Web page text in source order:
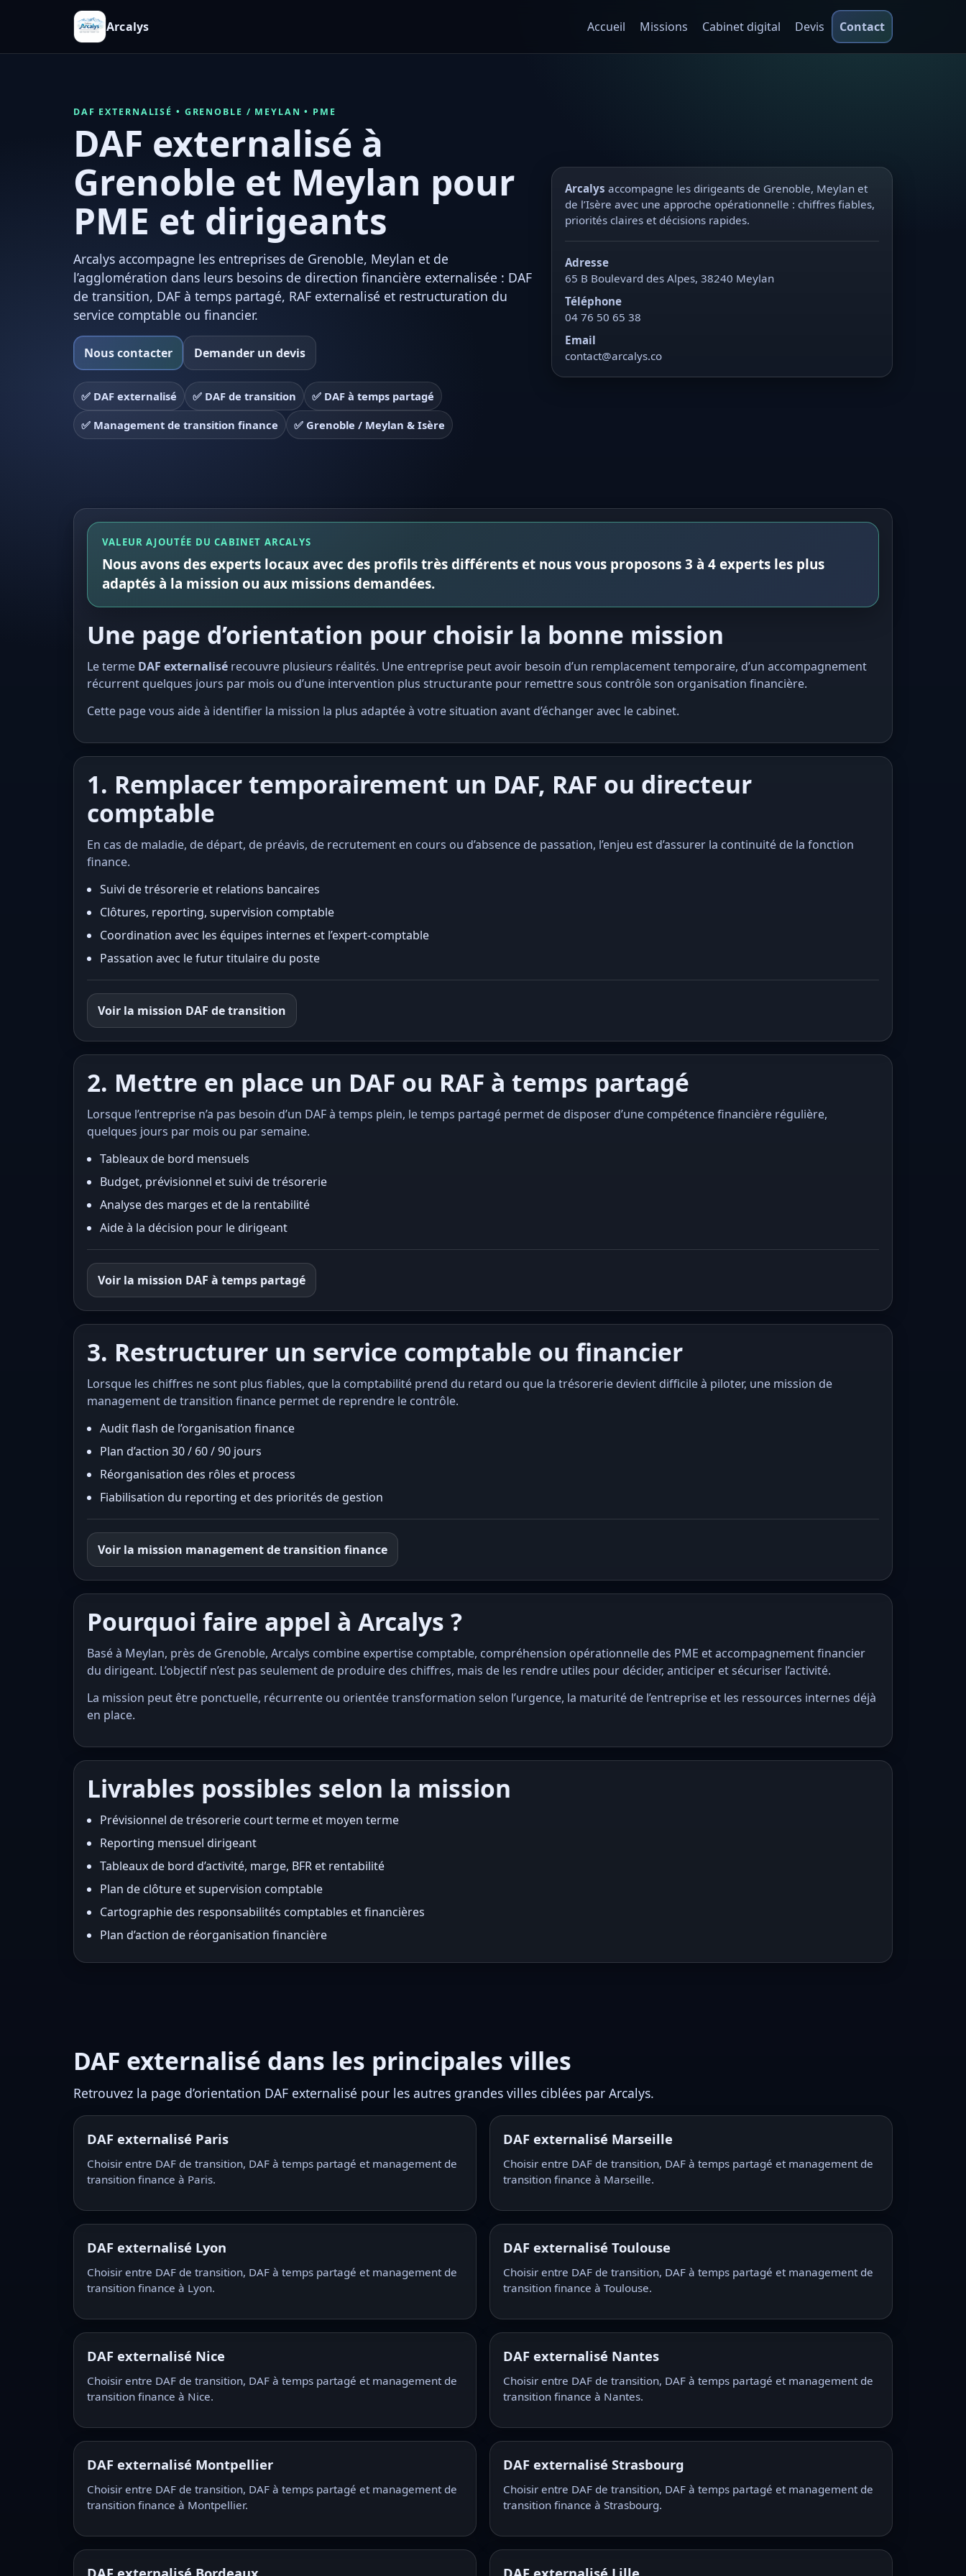
Arcalys Accueil Missions Cabinet digital Devis Contact
DAF EXTERNALISÉ • GRENOBLE / MEYLAN • PME
DAF externalisé à
Grenoble et Meylan pour
PME et dirigeants
Arcalys accompagne les entreprises de Grenoble, Meylan et de
l’agglomération dans leurs besoins de direction financière externalisée : DAF
de transition, DAF à temps partagé, RAF externalisé et restructuration du
service comptable ou financier.
Nous contacter Demander un devis
✅ DAF externalisé ✅ DAF de transition
✅ DAF à temps partagé
✅ Management de transition finance
✅ Grenoble / Meylan & Isère
Arcalys accompagne les dirigeants de Grenoble, Meylan et
de l’Isère avec une approche opérationnelle : chiffres fiables,
priorités claires et décisions rapides.
Adresse
65 B Boulevard des Alpes, 38240 Meylan
Téléphone
04 76 50 65 38
Email
contact@arcalys.co
VALEUR AJOUTÉE DU CABINET ARCALYS
Nous avons des experts locaux avec des profils très différents et nous vous proposons 3 à 4 experts les plus
adaptés à la mission ou aux missions demandées.
Une page d’orientation pour choisir la bonne mission
Le terme DAF externalisé recouvre plusieurs réalités. Une entreprise peut avoir besoin d’un remplacement temporaire, d’un accompagnement
récurrent quelques jours par mois ou d’une intervention plus structurante pour remettre sous contrôle son organisation financière.
Cette page vous aide à identifier la mission la plus adaptée à votre situation avant d’échanger avec le cabinet.
1. Remplacer temporairement un DAF, RAF ou directeur
comptable
En cas de maladie, de départ, de préavis, de recrutement en cours ou d’absence de passation, l’enjeu est d’assurer la continuité de la fonction
finance.
Suivi de trésorerie et relations bancaires
Clôtures, reporting, supervision comptable
Coordination avec les équipes internes et l’expert-comptable
Passation avec le futur titulaire du poste
Voir la mission DAF de transition
2. Mettre en place un DAF ou RAF à temps partagé
Lorsque l’entreprise n’a pas besoin d’un DAF à temps plein, le temps partagé permet de disposer d’une compétence financière régulière,
quelques jours par mois ou par semaine.
Tableaux de bord mensuels
Budget, prévisionnel et suivi de trésorerie
Analyse des marges et de la rentabilité
Aide à la décision pour le dirigeant
Voir la mission DAF à temps partagé
3. Restructurer un service comptable ou financier
Lorsque les chiffres ne sont plus fiables, que la comptabilité prend du retard ou que la trésorerie devient difficile à piloter, une mission de
management de transition finance permet de reprendre le contrôle.
Audit flash de l’organisation finance
Plan d’action 30 / 60 / 90 jours
Réorganisation des rôles et process
Fiabilisation du reporting et des priorités de gestion
Voir la mission management de transition finance
Pourquoi faire appel à Arcalys ?
Basé à Meylan, près de Grenoble, Arcalys combine expertise comptable, compréhension opérationnelle des PME et accompagnement financier
du dirigeant. L’objectif n’est pas seulement de produire des chiffres, mais de les rendre utiles pour décider, anticiper et sécuriser l’activité.
La mission peut être ponctuelle, récurrente ou orientée transformation selon l’urgence, la maturité de l’entreprise et les ressources internes déjà
en place.
Livrables possibles selon la mission
Prévisionnel de trésorerie court terme et moyen terme
Reporting mensuel dirigeant
Tableaux de bord d’activité, marge, BFR et rentabilité
Plan de clôture et supervision comptable
Cartographie des responsabilités comptables et financières
Plan d’action de réorganisation financière
DAF externalisé dans les principales villes
Retrouvez la page d’orientation DAF externalisé pour les autres grandes villes ciblées par Arcalys.
DAF externalisé Paris
Choisir entre DAF de transition, DAF à temps partagé et management de
transition finance à Paris.
DAF externalisé Marseille
Choisir entre DAF de transition, DAF à temps partagé et management de
transition finance à Marseille.
DAF externalisé Lyon
Choisir entre DAF de transition, DAF à temps partagé et management de
transition finance à Lyon.
DAF externalisé Toulouse
Choisir entre DAF de transition, DAF à temps partagé et management de
transition finance à Toulouse.
DAF externalisé Nice
Choisir entre DAF de transition, DAF à temps partagé et management de
transition finance à Nice.
DAF externalisé Nantes
Choisir entre DAF de transition, DAF à temps partagé et management de
transition finance à Nantes.
DAF externalisé Montpellier
Choisir entre DAF de transition, DAF à temps partagé et management de
transition finance à Montpellier.
DAF externalisé Strasbourg
Choisir entre DAF de transition, DAF à temps partagé et management de
transition finance à Strasbourg.